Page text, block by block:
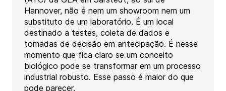
Hannover, não é nem um showroom nem um
substituto de um laboratório. É um local
destinado a testes, coleta de dados e
tomadas de decisão em antecipação. É nesse
momento que fica claro se um conceito
biológico pode se transformar em um processo
industrial robusto. Esse passo é maior do que
pode parecer.